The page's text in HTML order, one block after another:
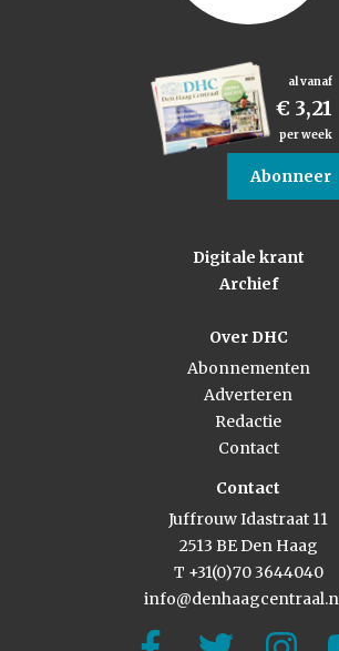
al vanaf
€ 3,21
per week
Abonneer
Digitale krant
Archief
Over DHC
Abonnementen
Adverteren
Redactie
Contact
Contact
Juffrouw Idastraat 11
2513 BE Den Haag
T +31(0)70 3644040